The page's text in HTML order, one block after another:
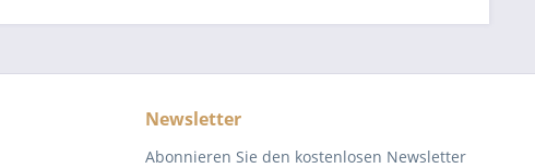
Newsletter
Abonnieren Sie den kostenlosen Newsletter